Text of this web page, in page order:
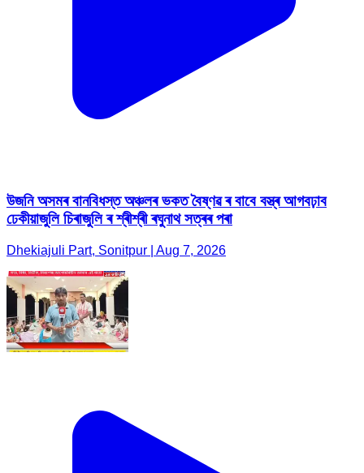
উজনি অসমৰ বানবিধস্ত অঞ্চলৰ ভকত বৈষ্ণৱ ৰ বাবে বস্ত্ৰ আগবঢ়াব
ঢেকীয়াজুলি চিৰাজুলি ৰ শ্ৰীশ্ৰী ৰঘুনাথ সত্ৰৰ পৰা
Dhekiajuli Part, Sonitpur | Aug 7, 2026